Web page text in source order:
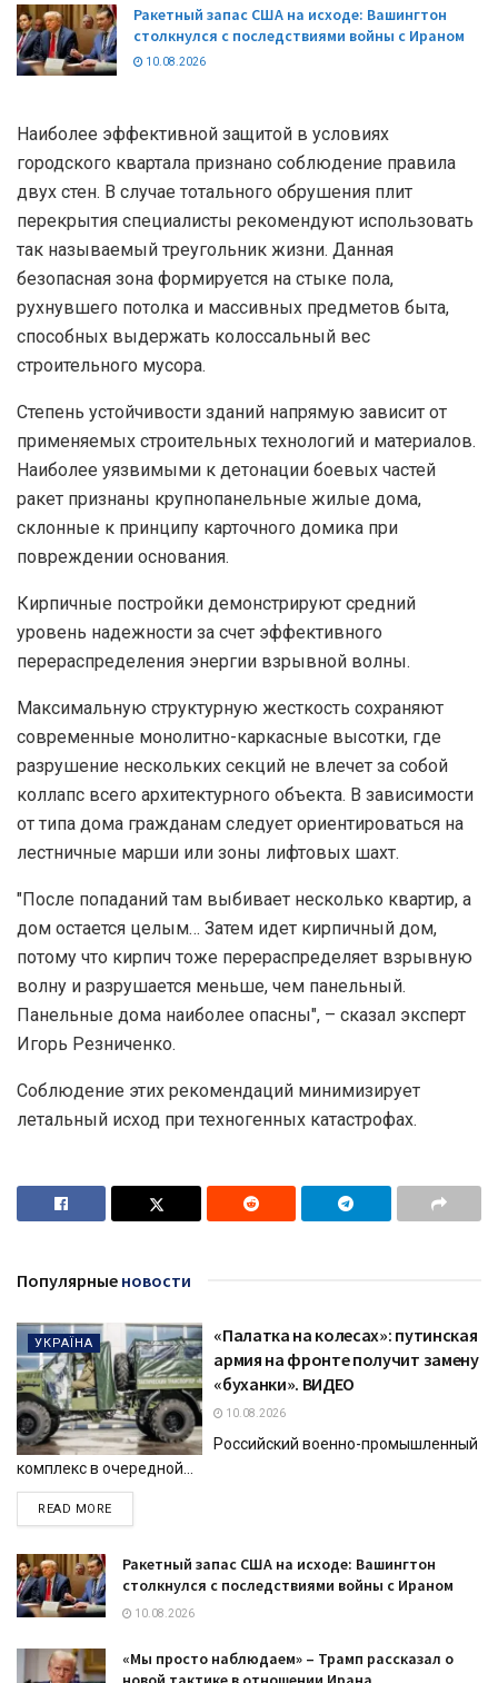
Ракетный запас США на исходе: Вашингтон
столкнулся с последствиями войны с Ираном
10.08.2026
Наиболее эффективной защитой в условиях
городского квартала признано соблюдение правила
двух стен. В случае тотального обрушения плит
перекрытия специалисты рекомендуют использовать
так называемый треугольник жизни. Данная
безопасная зона формируется на стыке пола,
рухнувшего потолка и массивных предметов быта,
способных выдержать колоссальный вес
строительного мусора.
Степень устойчивости зданий напрямую зависит от
применяемых строительных технологий и материалов.
Наиболее уязвимыми к детонации боевых частей
ракет признаны крупнопанельные жилые дома,
склонные к принципу карточного домика при
повреждении основания.
Кирпичные постройки демонстрируют средний
уровень надежности за счет эффективного
перераспределения энергии взрывной волны.
Максимальную структурную жесткость сохраняют
современные монолитно-каркасные высотки, где
разрушение нескольких секций не влечет за собой
коллапс всего архитектурного объекта. В зависимости
от типа дома гражданам следует ориентироваться на
лестничные марши или зоны лифтовых шахт.
"После попаданий там выбивает несколько квартир, а
дом остается целым… Затем идет кирпичный дом,
потому что кирпич тоже перераспределяет взрывную
волну и разрушается меньше, чем панельный.
Панельные дома наиболее опасны", – сказал эксперт
Игорь Резниченко.
Соблюдение этих рекомендаций минимизирует
летальный исход при техногенных катастрофах.
Популярные новости
УКРАЇНА
«Палатка на колесах»: путинская
армия на фронте получит замену
«буханки». ВИДЕО
10.08.2026
Российский военно-промышленный
комплекс в очередной...
READ MOREDETAILS
Ракетный запас США на исходе: Вашингтон
столкнулся с последствиями войны с Ираном
10.08.2026
«Мы просто наблюдаем» – Трамп рассказал о